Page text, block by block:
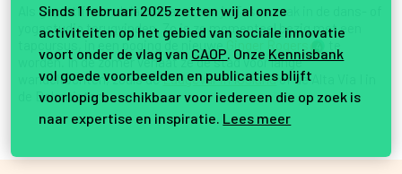
Als gecertificeerd danslerares kun je Tessa vaak in de dans- of
yogastudio terugvinden. Zo is ze momenteel bezig met een
tapcursus, in een poging de nieuwe
worden. In de zomer verlaat ze de stad voor lange
wandeltochten, zoals deLaugevur in IJslandof de Alta Via I in
de Dolomieten.
Sinds 1 februari 2025 zetten wij al onze
activiteiten op het gebied van sociale innovatie
voort onder de vlag van CAOP . Onze Kennisbank
vol goede voorbeelden en publicaties blijft
voorlopig beschikbaar voor iedereen die op zoek is
naar expertise en inspiratie. Lees meer